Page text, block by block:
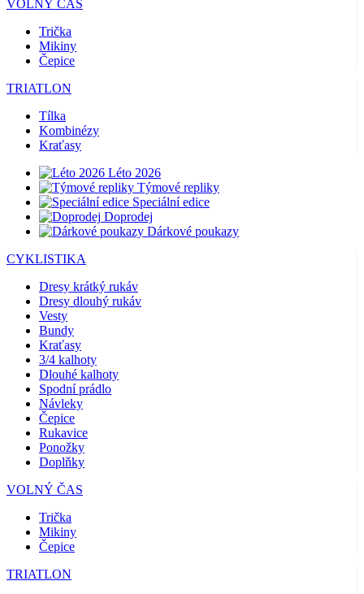
VOLNÝ ČAS
Trička
Mikiny
Čepice
TRIATLON
Tílka
Kombinézy
Kraťasy
Léto 2026
Týmové repliky
Speciální edice
Doprodej
Dárkové poukazy
CYKLISTIKA
Dresy krátký rukáv
Dresy dlouhý rukáv
Vesty
Bundy
Kraťasy
3/4 kalhoty
Dlouhé kalhoty
Spodní prádlo
Návleky
Čepice
Rukavice
Ponožky
Doplňky
VOLNÝ ČAS
Trička
Mikiny
Čepice
TRIATLON